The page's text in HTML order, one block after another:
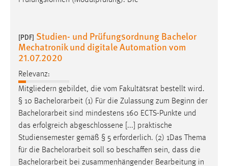
[PDF] Studien- und Prüfungsordnung Bachelor
Mechatronik und digitale Automation vom
21.07.2020
Relevanz:
Mitgliedern gebildet, die vom Fakultätsrat bestellt wird.
§ 10 Bachelorarbeit (1) Für die Zulassung zum Beginn der
Bachelorarbeit sind mindestens 160 ECTS-Punkte und
das erfolgreich abgeschlossene [...] praktische
Studiensemester gemäß § 5 erforderlich. (2) 1Das Thema
für die Bachelorarbeit soll so beschaffen sein, dass die
Bachelorarbeit bei zusammenhängender Bearbeitung in